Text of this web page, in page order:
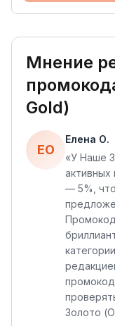
Мнение
Gold)
ЕО
Елена О.
«У Наше
активных
— 5%,
Золото